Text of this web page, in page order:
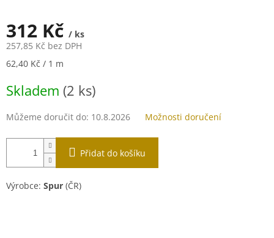
312 Kč / ks
257,85 Kč bez DPH
Měrná
62,40 Kč / 1 m
Skladem (2 ks)
Můžeme doručit do: 10.8.2026 Možnosti doručení
Přidat do košíku
Výrobce: Spur (ČR)